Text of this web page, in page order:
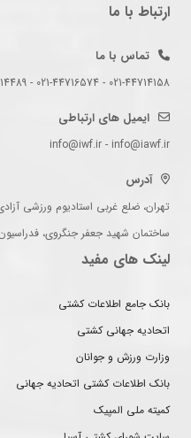
ارتباط با ما
تماس با ما
021-44714158 - 021-44716574 - 021-44714489
ایمیل های ارتباطی
info@iwf.ir - info@iawf.ir
آدرس
تهران، ضلع غربی استادیوم ورزشی
ساختمان شهید جعفر جنگروی،
لینک های مفید
بانک جامع اطلاعات کشتی
اتحادیه جهانی کشتی
وزارت ورزش و جوانان
بانک اطلاعات کشتی اتحادیه جهانی
کمیته ملی المپیک